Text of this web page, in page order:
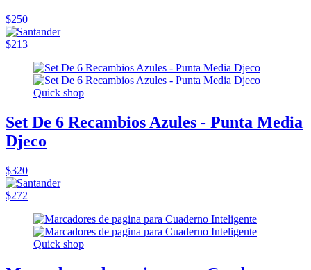
$250
$213
Quick shop
Set De 6 Recambios Azules - Punta Media
Djeco
$320
$272
Quick shop